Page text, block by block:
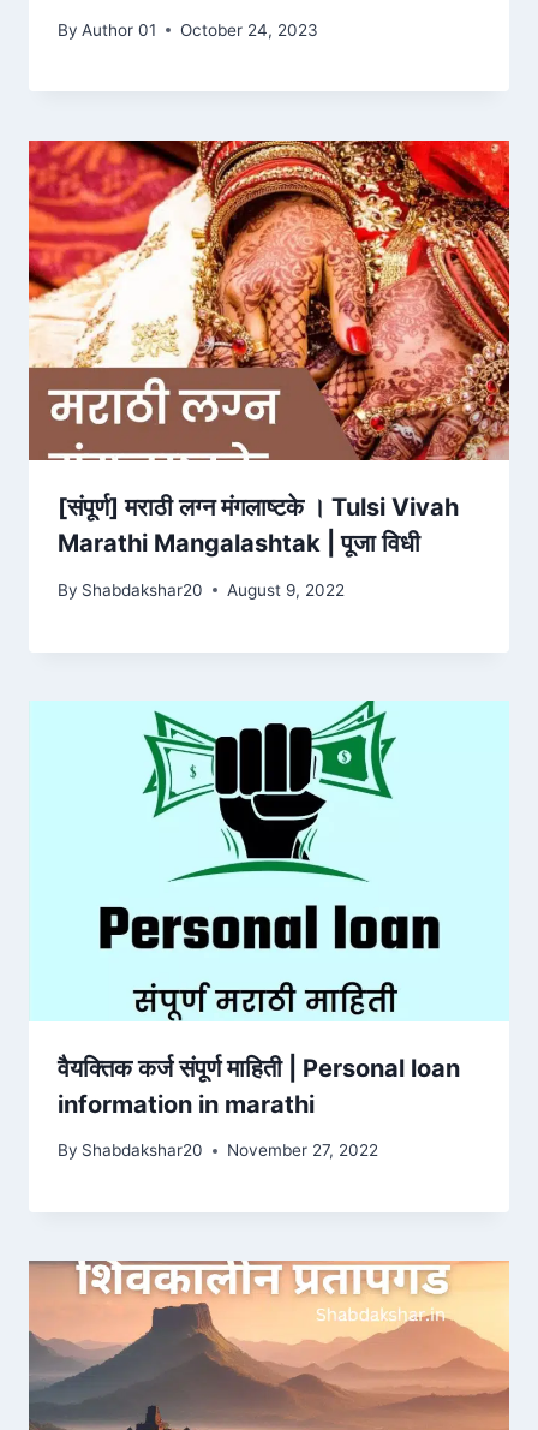
By Author 01 October 24, 2023
[संपूर्ण] मराठी लग्न मंगलाष्टके । Tulsi Vivah
Marathi Mangalashtak | पूजा विधी
By Shabdakshar20 August 9, 2022
वैयक्तिक कर्ज संपूर्ण माहिती | Personal loan
information in marathi
By Shabdakshar20 November 27, 2022